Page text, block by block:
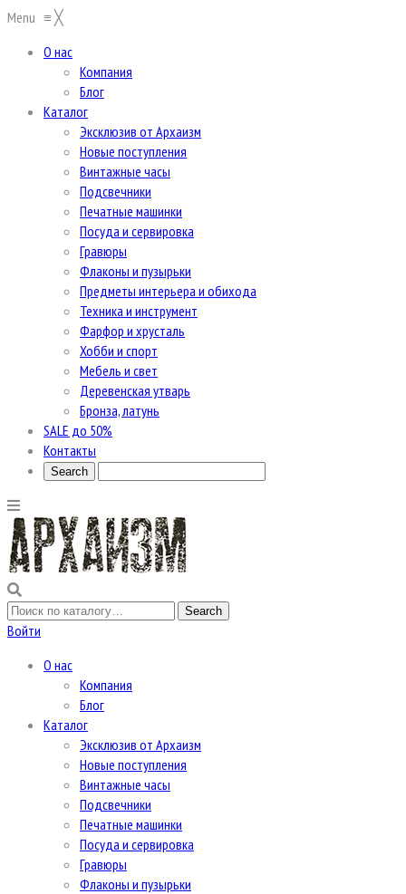
Menu ≡╳
О нас
Компания
Блог
Каталог
Эксклюзив от Архаизм
Новые поступления
Винтажные часы
Подсвечники
Печатные машинки
Посуда и сервировка
Гравюры
Флаконы и пузырьки
Предметы интерьера и обихода
Техника и инструмент
Фарфор и хрусталь
Хобби и спорт
Мебель и свет
Деревенская утварь
Бронза, латунь
SALE до 50%
Контакты
Войти
О нас
Компания
Блог
Каталог
Эксклюзив от Архаизм
Новые поступления
Винтажные часы
Подсвечники
Печатные машинки
Посуда и сервировка
Гравюры
Флаконы и пузырьки